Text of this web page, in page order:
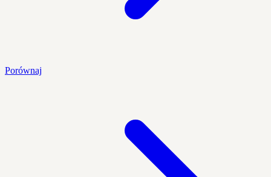
Porównaj